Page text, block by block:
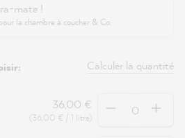
mate !
la chambre à coucher & Co.
Calculer la quantité
36,00 €
(36,00 € / 1 litre)